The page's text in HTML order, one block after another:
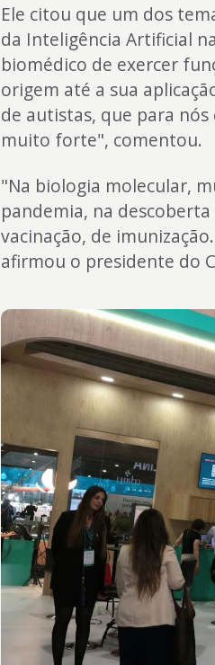
Ele citou que um dos
da Inteligência Artificial
biomédico de exercer
origem até a sua
de autistas, que para
muito forte", comentou.
"Na biologia molecular,
pandemia, na
vacinação, de
afirmou o presidente do